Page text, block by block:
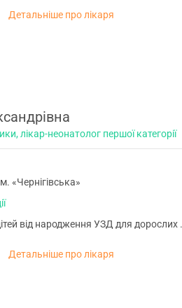
Детальніше про лікаря
лікар-неонатолог першої категорії
«Чернігівська»
від народження УЗД для дорослих
Детальніше про лікаря